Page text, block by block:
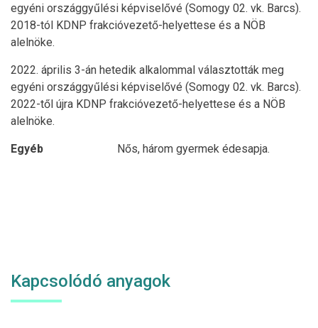
egyéni országgyűlési képviselővé (Somogy 02. vk. Barcs).
2018-tól KDNP frakcióvezető-helyettese és a NÖB
alelnöke.
2022. április 3-án hetedik alkalommal választották meg
egyéni országgyűlési képviselővé (Somogy 02. vk. Barcs).
2022-től újra KDNP frakcióvezető-helyettese és a NÖB
alelnöke.
Egyéb Nős, három gyermek édesapja.
Kapcsolódó anyagok